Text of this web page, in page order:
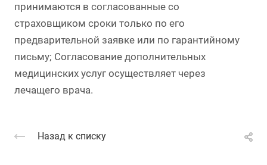
принимаются в согласованные со
страховщиком сроки только по его
предварительной заявке или по гарантийному
письму; Согласование дополнительных
медицинских услуг осуществляет через
лечащего врача.
Назад к списку